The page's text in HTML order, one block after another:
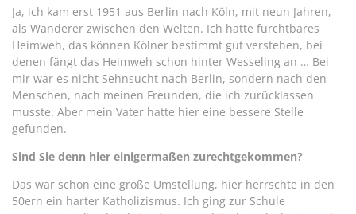
Ja, ich kam erst 1951 aus Berlin nach Köln, mit neun Jahren,
als Wanderer zwischen den Welten. Ich hatte furchtbares
Heimweh, das können Kölner bestimmt gut verstehen, bei
denen fängt das Heimweh schon hinter Wesseling an … Bei
mir war es nicht Sehnsucht nach Berlin, sondern nach den
Menschen, nach meinen Freunden, die ich zurücklassen
musste. Aber mein Vater hatte hier eine bessere Stelle
gefunden.
Sind Sie denn hier einigermaßen zurechtgekommen?
Das war schon eine große Umstellung, hier herrschte in den
50ern ein harter Katholizismus. Ich ging zur Schule